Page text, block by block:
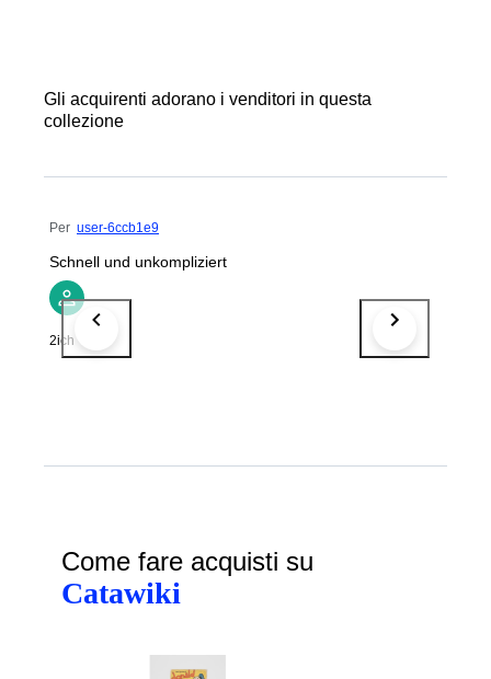
Gli acquirenti adorano i venditori in questa
collezione
Per user-6ccb1e9
Schnell und unkompliziert
2ich
Come fare acquisti su
Catawiki